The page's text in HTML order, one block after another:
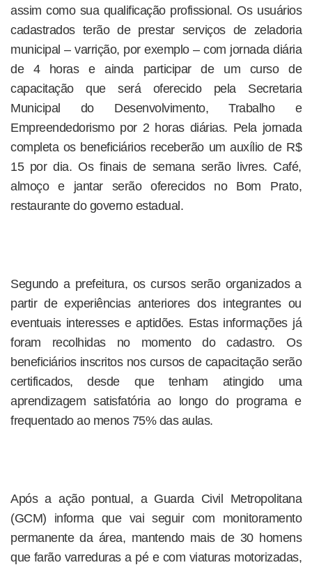
assim como sua qualificação profissional. Os usuários
cadastrados terão de prestar serviços de zeladoria
municipal – varrição, por exemplo – com jornada diária
de 4 horas e ainda participar de um curso de
capacitação que será oferecido pela Secretaria
Municipal do Desenvolvimento, Trabalho e
Empreendedorismo por 2 horas diárias. Pela jornada
completa os beneficiários receberão um auxílio de R$
15 por dia. Os finais de semana serão livres. Café,
almoço e jantar serão oferecidos no Bom Prato,
restaurante do governo estadual.
Segundo a prefeitura, os cursos serão organizados a
partir de experiências anteriores dos integrantes ou
eventuais interesses e aptidões. Estas informações já
foram recolhidas no momento do cadastro. Os
beneficiários inscritos nos cursos de capacitação serão
certificados, desde que tenham atingido uma
aprendizagem satisfatória ao longo do programa e
frequentado ao menos 75% das aulas.
Após a ação pontual, a Guarda Civil Metropolitana
(GCM) informa que vai seguir com monitoramento
permanente da área, mantendo mais de 30 homens
que farão varreduras a pé e com viaturas motorizadas,